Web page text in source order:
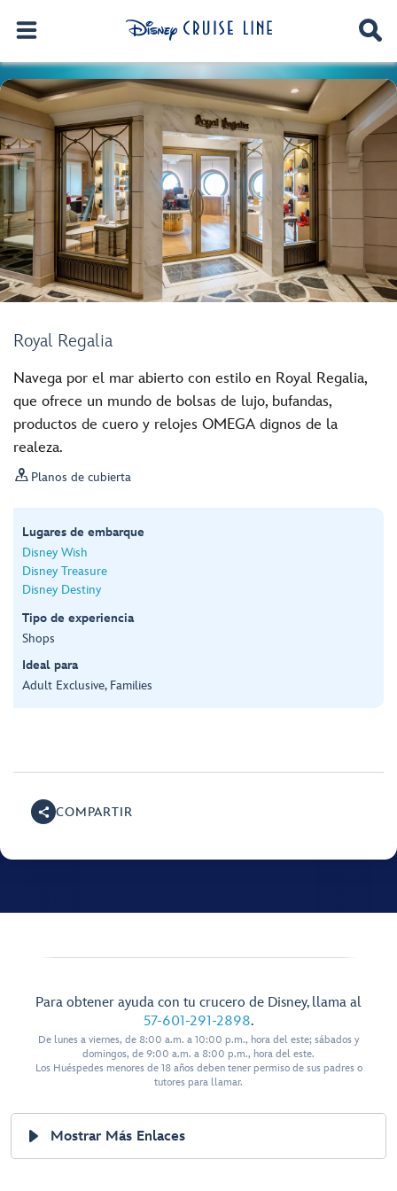
Royal Regalia
Navega por el mar abierto con estilo en Royal Regalia,
que ofrece un mundo de bolsas de lujo, bufandas,
productos de cuero y relojes OMEGA dignos de la
realeza.
 Planos de cubierta
Lugares de embarque
Disney Wish
Disney Treasure
Disney Destiny
Tipo de experiencia
Shops
Ideal para
Adult Exclusive, Families
COMPARTIR
Para obtener ayuda con tu crucero de Disney, llama al
57-601-291-2898.
De lunes a viernes, de 8:00 a.m. a 10:00 p.m., hora del este; sábados y
domingos, de 9:00 a.m. a 8:00 p.m., hora del este.
Los Huéspedes menores de 18 años deben tener permiso de sus padres o
tutores para llamar.
Mostrar Más Enlaces